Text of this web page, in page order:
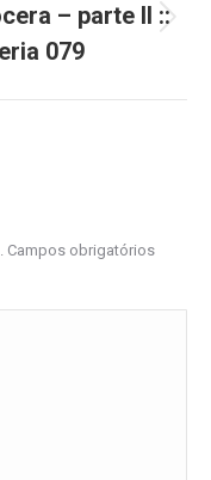
– parte II ::
079
Campos obrigatórios